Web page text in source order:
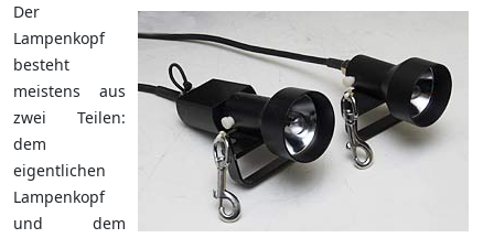
Der
Lampenkopf
besteht
meistens aus
zwei Teilen:
dem
eigentlichen
Lampenkopf
und dem